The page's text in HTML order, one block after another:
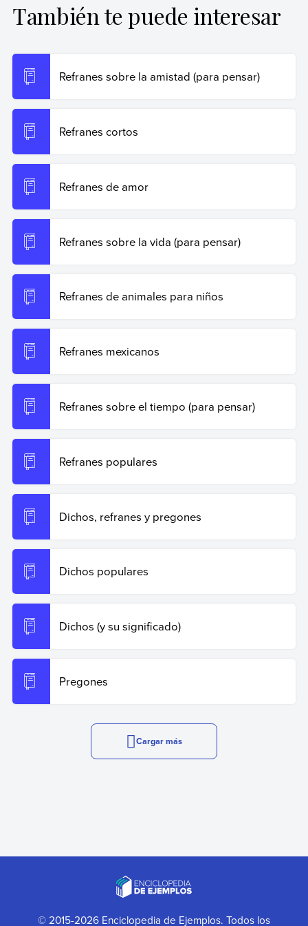
Rabotnikof, Vanesa (25 de octubre de 2024).Refranes
Recuperado el 19 de junio de 2026 de
https://www.ejemplos.co/refranes-sobre-el-dinero-para-
pensar/
También te puede interesar
Refranes sobre la amistad (para pensar)
Refranes cortos
Refranes de amor
Refranes sobre la vida (para pensar)
Refranes de animales para niños
Refranes mexicanos
Refranes sobre el tiempo (para pensar)
Refranes populares
Dichos, refranes y pregones
Dichos populares
Dichos (y su significado)
Pregones
Cargar más
© 2015-2026 Enciclopedia de Ejemplos. Todos los